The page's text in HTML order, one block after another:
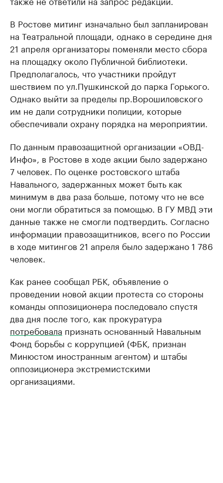
В Ростове митинг изначально был запланирован
на Театральной площади, однако в середине дня
21 апреля организаторы поменяли место сбора
на площадку около Публичной библиотеки.
Предполагалось, что участники пройдут
шествием по ул.Пушкинской до парка Горького.
Однако выйти за пределы пр.Ворошиловского
им не дали сотрудники полиции, которые
обеспечивали охрану порядка на мероприятии.
По данным правозащитной организации «ОВД-
Инфо», в Ростове в ходе акции было задержано
7 человек. По оценке ростовского штаба
Навального, задержанных может быть как
минимум в два раза больше, потому что не все
они могли обратиться за помощью. В ГУ МВД эти
данные также не смогли подтвердить. Согласно
информации правозащитников, всего по России
в ходе митингов 21 апреля было задержано 1 786
человек.
Как ранее сообщал РБК, объявление о
проведении новой акции протеста со стороны
команды оппозиционера последовало спустя
два дня после того, как прокуратура
потребовала признать основанный Навальным
Фонд борьбы с коррупцией (ФБК, признан
Минюстом иностранным агентом) и штабы
оппозиционера экстремистскими
организациями.